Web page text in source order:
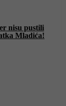
nisu pustili
Mladića!